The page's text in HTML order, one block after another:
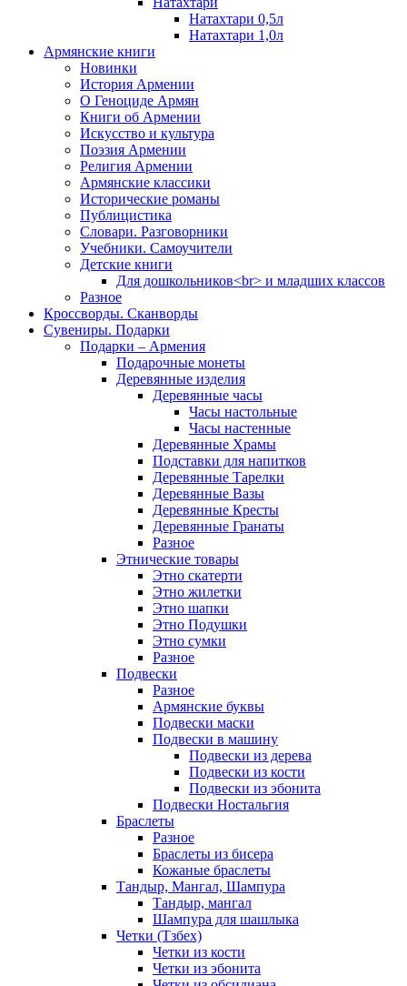
Натахтари 0,5л
Натахтари 1,0л
Армянские книги
Новинки
История Армении
О Геноциде Армян
Книги об Армении
Иcкусство и культура
Поэзия Армении
Религия Армении
Армянские классики
Исторические романы
Публицистика
Словари. Разговорники
Учебники. Самоучители
Детские книги
Для дошкольников<br> и младших классов
Разное
Кроссворды. Сканворды
Сувениры. Подарки
Подарки – Армения
Подарочные монеты
Деревянные изделия
Деревянные часы
Часы настольные
Часы настенные
Деревянные Храмы
Подставки для напитков
Деревянные Тарелки
Деревянные Вазы
Деревянные Кресты
Деревянные Гранаты
Разное
Этнические товары
Этно скатерти
Этно жилетки
Этно шапки
Этно Подушки
Этно сумки
Разное
Подвески
Разное
Армянские буквы
Подвески маски
Подвески в машину
Подвески из дерева
Подвески из кости
Подвески из эбонита
Подвески Ностальгия
Браслеты
Разное
Браслеты из бисера
Кожаные браслеты
Тандыр, Мангал, Шампура
Тандыр, мангал
Шампура для шашлыка
Четки (Тзбех)
Четки из кости
Четки из эбонита